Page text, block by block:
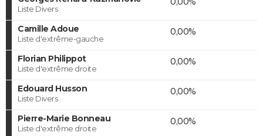
Liste Divers
Camille Adoue
Liste d'extrême-gauche
0,00%
Florian Philippot
Liste d'extrême droite
0,00%
Edouard Husson
Liste Divers
0,00%
Pierre-Marie Bonneau
Liste d'extrême droite
0,00%